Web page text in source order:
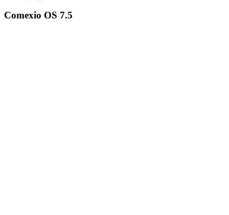
Comexio OS 7.5